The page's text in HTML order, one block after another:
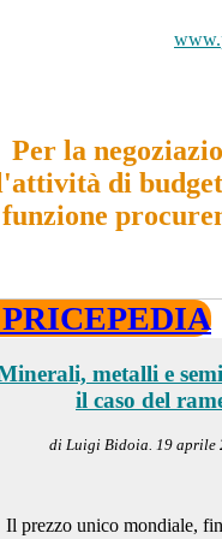
Per la
di
funzione
metalli e
il caso del
di Luigi Bidoia. 19 aprile
Il prezzo unico mondiale,